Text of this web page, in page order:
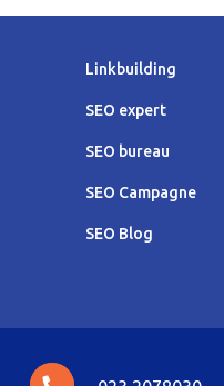
Linkbuilding
SEO expert
SEO bureau
SEO Campagne
SEO Blog